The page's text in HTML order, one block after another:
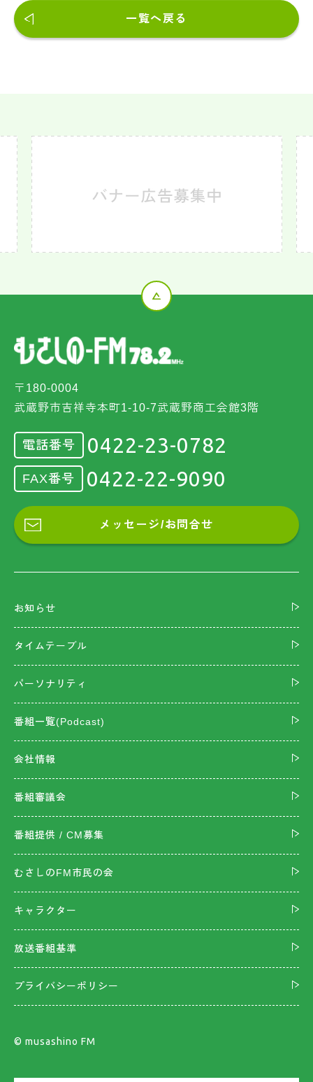
一覧へ戻る
〒180-0004
武蔵野市吉祥寺本町1-10-7武蔵野商工会館3階
電話番号 0422-23-0782
FAX番号 0422-22-9090
メッセージ/お問合せ
お知らせ
タイムテーブル
パーソナリティ
番組一覧(Podcast)
会社情報
番組審議会
番組提供 / CM募集
むさしのFM市民の会
キャラクター
放送番組基準
プライバシーポリシー
©︎ musashino FM